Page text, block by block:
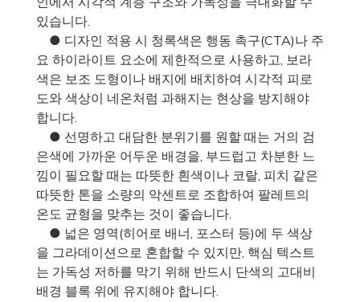
있습니다.
● 디자인 적용 시 청록색은 행동 촉구(CTA)나 주
요 하이라이트 요소에 제한적으로 사용하고, 보라
색은 보조 도형이나 배지에 배치하여 시각적 피로
도와 색상이 네온처럼 과해지는 현상을 방지해야
합니다.
● 선명하고 대담한 분위기를 원할 때는 거의 검
은색에 가까운 어두운 배경을, 부드럽고 차분한 느
낌이 필요할 때는 따뜻한 흰색이나 코랄, 피치 같은
따뜻한 톤을 소량의 악센트로 조합하여 팔레트의
온도 균형을 맞추는 것이 좋습니다.
● 넓은 영역(히어로 배너, 포스터 등)에 두 색상
을 그라데이션으로 혼합할 수 있지만, 핵심 텍스트
는 가독성 저하를 막기 위해 반드시 단색의 고대비
배경 블록 위에 유지해야 합니다.